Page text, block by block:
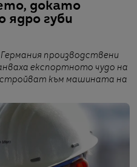
докато
ядро губи
производствени
експортното чудо на
към машината на